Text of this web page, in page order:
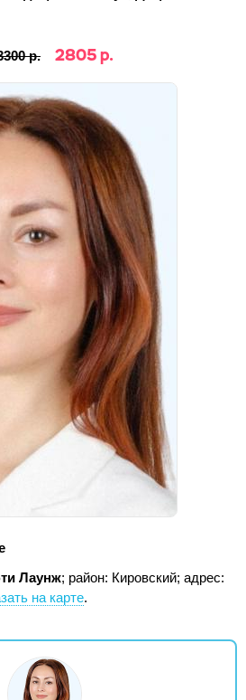
р. 2805 р.
Лаунж; район: Кировский; адрес:
на карте.